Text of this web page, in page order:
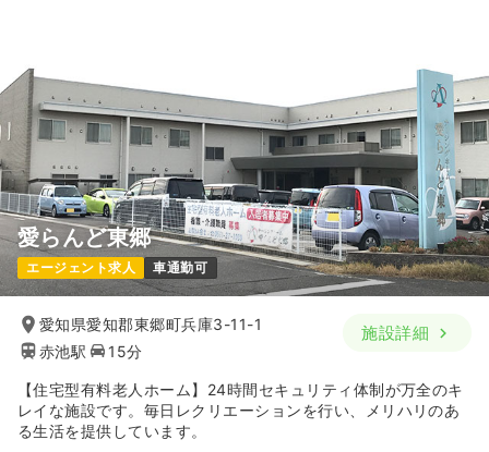
愛らんど東郷
エージェント求人 車通勤可
愛知県愛知郡東郷町兵庫3-11-1
赤池駅
15分
施設詳細
【住宅型有料老人ホーム】24時間セキュリティ体制が万全のキ
レイな施設です。毎日レクリエーションを行い、メリハリのあ
る生活を提供しています。